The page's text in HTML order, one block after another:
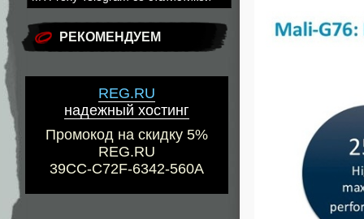
РЕКОМЕНДУЕМ
REG.RU
надежный хостинг
Промокод на скидку 5%
REG.RU
39CC-C72F-6342-560A